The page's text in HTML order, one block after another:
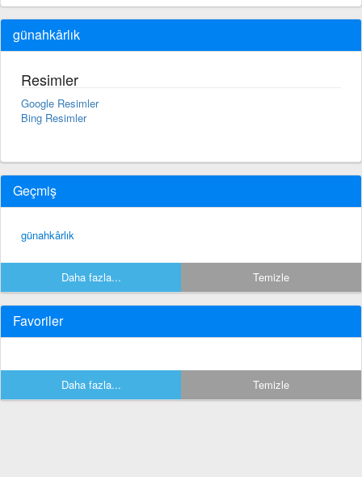
günahkârlık
Resimler
Google Resimler
Bing Resimler
Geçmiş
günahkârlık
Daha fazla... Temizle
Favoriler
Daha fazla... Temizle